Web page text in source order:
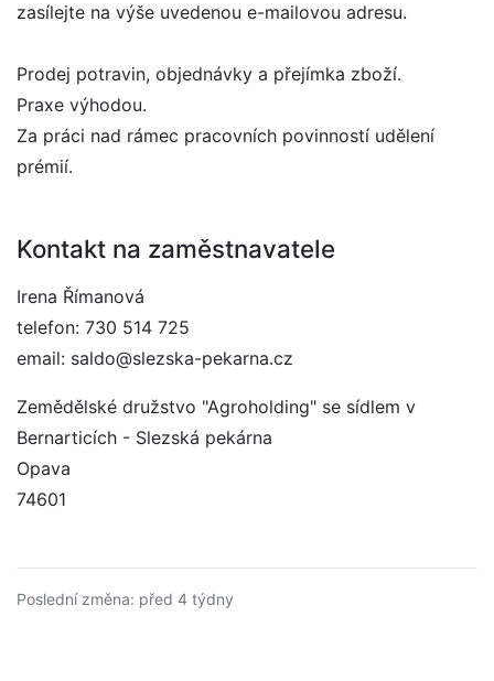
zasílejte na výše uvedenou e-mailovou adresu.
Prodej potravin, objednávky a přejímka zboží.
Praxe výhodou.
Za práci nad rámec pracovních povinností udělení
prémií.
Kontakt na zaměstnavatele
Irena Římanová
telefon: 730 514 725
email: saldo@slezska-pekarna.cz
Zemědělské družstvo "Agroholding" se sídlem v
Bernarticích - Slezská pekárna
Opava
74601
Poslední změna: před 4 týdny